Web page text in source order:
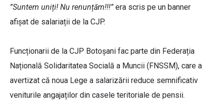
”Suntem uniți! Nu renunțăm!!!” era scris pe un banner
afișat de salariații de la CJP.
Funcționarii de la CJP Botoșani fac parte din Federația
Națională Solidaritatea Socială a Muncii (FNSSM), care a
avertizat că noua Lege a salarizării reduce semnificativ
veniturile angajaților din casele teritoriale de pensii.